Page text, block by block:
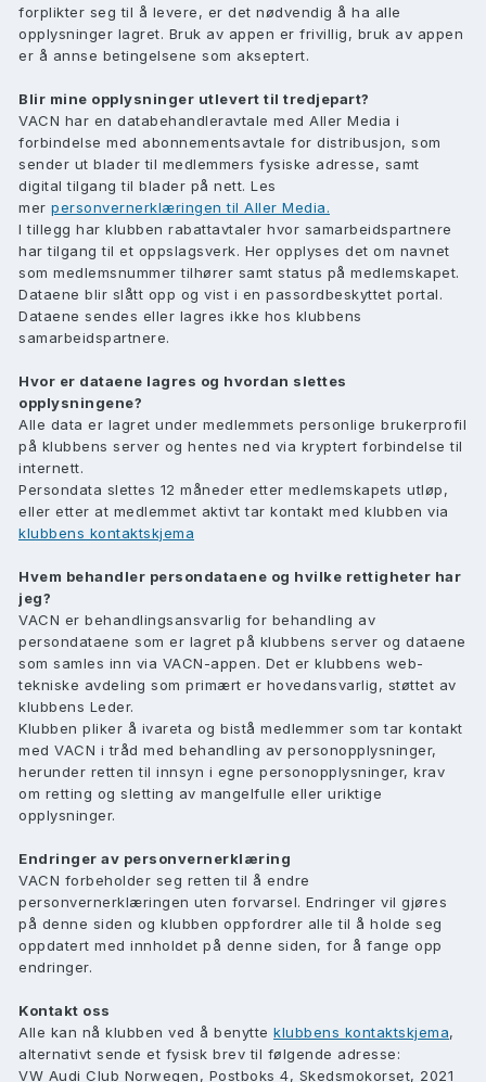
forplikter seg til å levere, er det nødvendig å ha alle
opplysninger lagret. Bruk av appen er frivillig, bruk av appen
er å annse betingelsene som akseptert.
Blir mine opplysninger utlevert til tredjepart?
VACN har en databehandleravtale med Aller Media i
forbindelse med abonnementsavtale for distribusjon, som
sender ut blader til medlemmers fysiske adresse, samt
digital tilgang til blader på nett. Les
mer personvernerklæringen til Aller Media.
I tillegg har klubben rabattavtaler hvor samarbeidspartnere
har tilgang til et oppslagsverk. Her opplyses det om navnet
som medlemsnummer tilhører samt status på medlemskapet.
Dataene blir slått opp og vist i en passordbeskyttet portal.
Dataene sendes eller lagres ikke hos klubbens
samarbeidspartnere.
Hvor er dataene lagres og hvordan slettes
opplysningene?
Alle data er lagret under medlemmets personlige brukerprofil
på klubbens server og hentes ned via kryptert forbindelse til
internett.
Persondata slettes 12 måneder etter medlemskapets utløp,
eller etter at medlemmet aktivt tar kontakt med klubben via
klubbens kontaktskjema
Hvem behandler persondataene og hvilke rettigheter har
jeg?
VACN er behandlingsansvarlig for behandling av
persondataene som er lagret på klubbens server og dataene
som samles inn via VACN-appen. Det er klubbens web-
tekniske avdeling som primært er hovedansvarlig, støttet av
klubbens Leder.
Klubben pliker å ivareta og bistå medlemmer som tar kontakt
med VACN i tråd med behandling av personopplysninger,
herunder retten til innsyn i egne personopplysninger, krav
om retting og sletting av mangelfulle eller uriktige
opplysninger.
Endringer av personvernerklæring
VACN forbeholder seg retten til å endre
personvernerklæringen uten forvarsel. Endringer vil gjøres
på denne siden og klubben oppfordrer alle til å holde seg
oppdatert med innholdet på denne siden, for å fange opp
endringer.
Kontakt oss
Alle kan nå klubben ved å benytte klubbens kontaktskjema,
alternativt sende et fysisk brev til følgende adresse:
VW Audi Club Norwegen, Postboks 4, Skedsmokorset, 2021